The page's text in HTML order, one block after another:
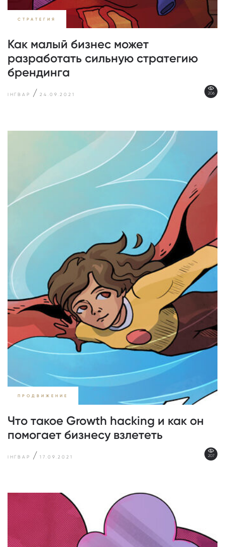
СТРАТЕГИЯ
Как малый бизнес может
разработать сильную стратегию
брендинга
ІНГВАР /24.09.2021 206
ПРОДВИЖЕНИЕ
Что такое Growth hacking и как он
помогает бизнесу взлететь
ІНГВАР /17.09.2021 207